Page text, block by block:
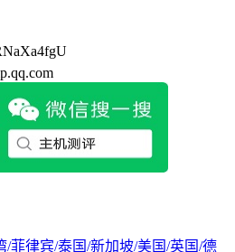
/菲律宾/泰国/新加坡/美国/英国/德